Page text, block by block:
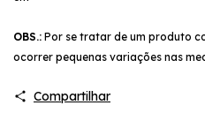
OBS.: Por se tratar de um produto
ocorrer pequenas variações nas
Compartilhar